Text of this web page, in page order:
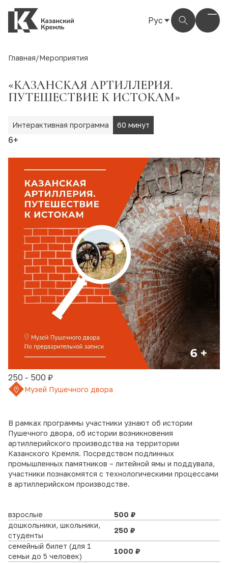
Рус
Главная/Мероприятия
«КАЗАНСКАЯ АРТИЛЛЕРИЯ.
ПУТЕШЕСТВИЕ К ИСТОКАМ»
Интерактивная программа 60 минут
6+
250 - 500 ₽
Музей Пушечного двора
В рамках программы участники узнают об истории
Пушечного двора, об истории возникновения
артиллерийского производства на территории
Казанского Кремля. Посредством подлинных
промышленных памятников – литейной ямы и поддувала,
участники познакомятся с технологическими процессами
в артиллерийском производстве.
взрослые
500 ₽
дошкольники, школьники,
студенты
250 ₽
семейный билет (для 1
семьи до 5 человек)
1000 ₽